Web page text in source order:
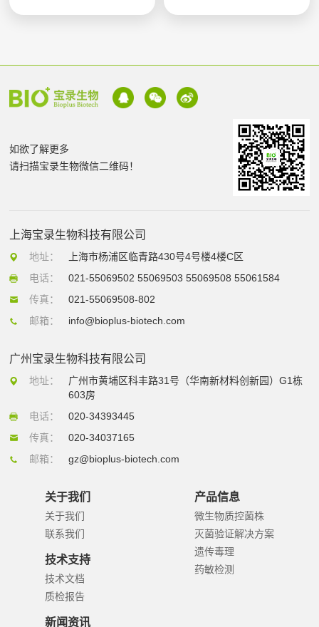
如欲了解更多
请扫描宝录生物微信二维码！
上海宝录生物科技有限公司
地址：
上海市杨浦区临青路430号4号楼4楼C区
电话：
021-55069502 55069503 55069508 55061584
传真：
021-55069508-802
邮箱：
info@bioplus-biotech.com
广州宝录生物科技有限公司
地址：
广州市黄埔区科丰路31号（华南新材料创新园）G1栋
603房
电话：
020-34393445
传真：
020-34037165
邮箱：
gz@bioplus-biotech.com
关于我们
关于我们
联系我们
技术支持
技术文档
质检报告
新闻资讯
产品信息
微生物质控菌株
灭菌验证解决方案
遗传毒理
药敏检测